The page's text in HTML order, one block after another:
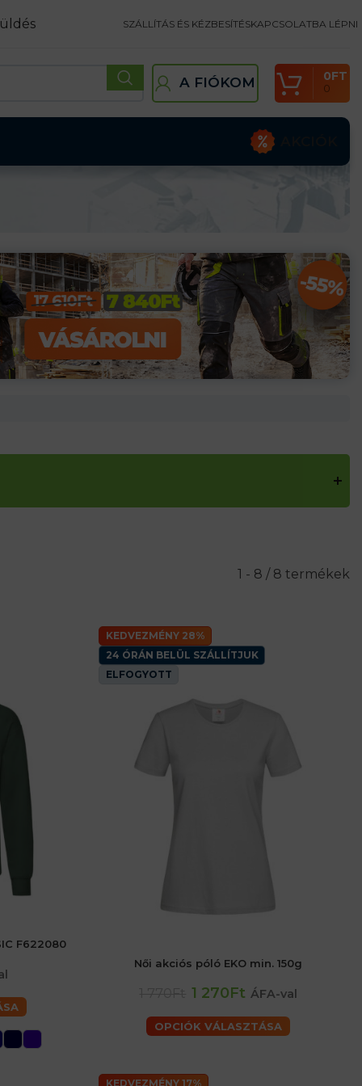
SZÁLLÍTÁS ÉS KÉZBESÍTÉSKAPCSOLATBA LÉPNI
A FIÓKOM 0
0FT
1 - 8 / 8 termékek
(L) férfiaké
F622080
KEDVEZMÉNY 28%
24 ÓRÁN BELÜL SZÁLLÍTJUK
ELFOGYOTT
Női akciós póló EKO min. 150g
1 270Ft ÁFA-val
OPCIÓK VÁLASZTÁSA
KEDVEZMÉNY 17%